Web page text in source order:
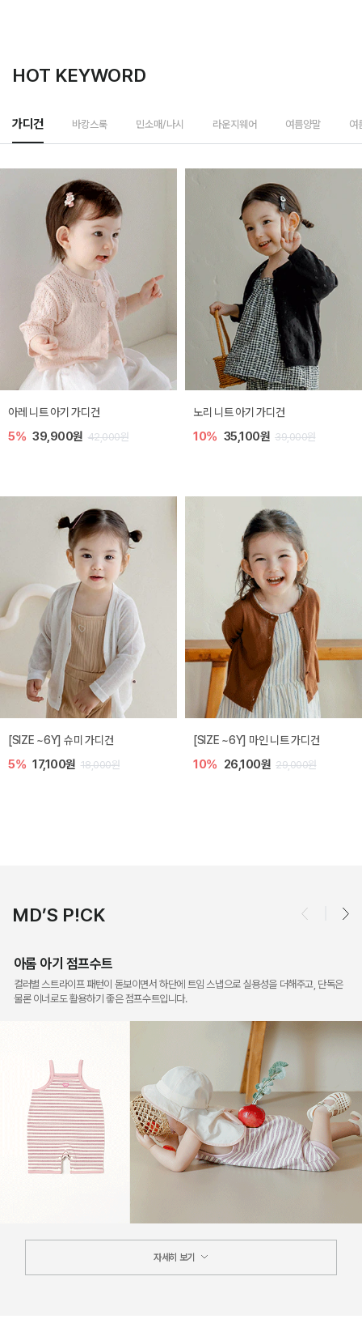
HOT KEYWORD
가디건 바캉스룩 민소매/나시 라운지웨어 여름양말 여
[SIZE ~6Y] 로메이 라운지 셋업
10% 23,400원 26,000원
밀라 아기 원피스
20% 27,200원 34,000원
밀라 아기 점프수트
10% 30,600원 34,000원
밀라 아기 셋업
20% 35,200원 44,000원
MD’S P!CK
아롬 아기 점프수트
컬러별 스트라이프 패턴이 돋보이면서 하단에 트임 스냅으로 실용성을 더해주고, 단독은
물론 이너로도 활용하기 좋은 점프수트입니다.
자세히 보기